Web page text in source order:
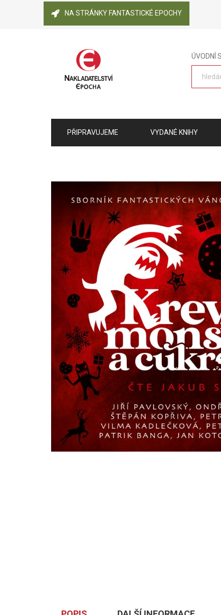
NA STRÁNKY FANTASTICKÉ EPOCHY
ÚVODNÍ
PŘIPRAVUJEME VYDANÉ KNIHY